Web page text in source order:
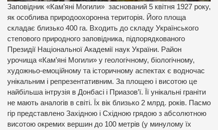
Заповідник «Кам’яні Могили» заснований 5 квітня 1927 року,
як особлива природоохоронна територія. Його площа
складає близько 400 га. Входить до складу Українського
степового природного заповідника, підпорядкованого
Президії Національної Академії наук України. Район
урочища «Кам’яні Могили» у геологічному, біологічному,
художньо-емоційному та історичному аспектах є водночас
унікальним і репрезентативним. За площею і висотою це
найбільша інтрузія в Донбасі і Приазов’ї. Її унікальні граніти
не мають аналогів в світі. Їх вік близько 2 млрд. років. Пасмо
гір представлено Західною і Східною грядою з абсолютною
висотою окремих вершин до 100 метрів (у минулому їх